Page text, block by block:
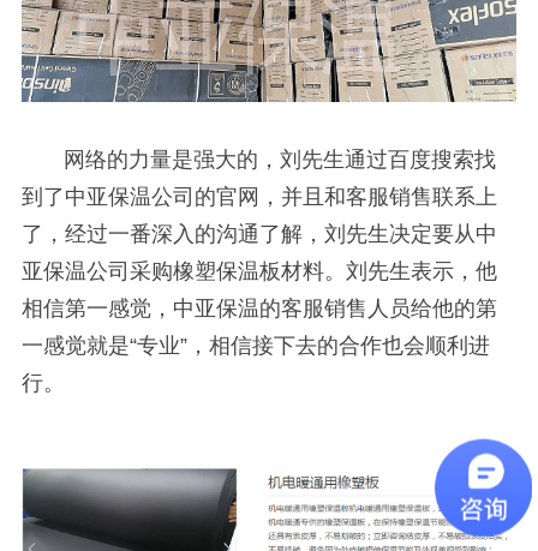
网络的力量是强大的，刘先生通过百度搜索找
到了中亚保温公司的官网，并且和客服销售联系上
了，经过一番深入的沟通了解，刘先生决定要从中
亚保温公司采购橡塑保温板材料。刘先生表示，他
相信第一感觉，中亚保温的客服销售人员给他的第
一感觉就是“专业”，相信接下去的合作也会顺利进
行。